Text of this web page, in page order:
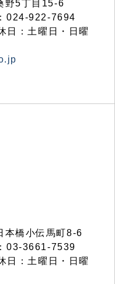
5丁目15-6
024-922-7694
日：土曜日・日曜
橋小伝馬町8-6
03-3661-7539
日：土曜日・日曜